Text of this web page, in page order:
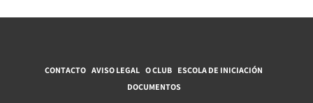
CONTACTO AVISO LEGAL O CLUB ESCOLA DE INICIACIÓN
DOCUMENTOS